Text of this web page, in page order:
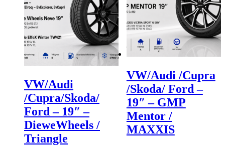
VW/Audi
/Cupra/Skoda/
Ford – 19″ –
DieweWheels /
Triangle
VW/Audi /Cupra
/Skoda/ Ford –
19″ – GMP
Mentor /
MAXXIS